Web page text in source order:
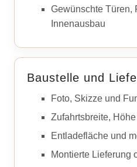
Gewünschte Türen,
Innenausbau
Baustelle und
Foto, Skizze und
Zufahrtsbreite,
Entladefläche und
Montierte Lieferung